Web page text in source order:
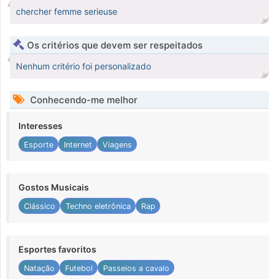
chercher femme serieuse
Os critérios que devem ser respeitados
Nenhum critério foi personalizado
Conhecendo-me melhor
Interesses
Esporte Internet Viagens
Gostos Musicais
Clássico Techno eletrônica Rap
Esportes favoritos
Natação Futebol Passeios a cavalo